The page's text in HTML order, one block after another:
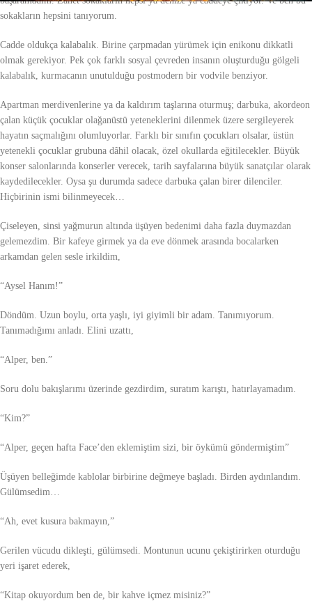
sokakların hepsini tanıyorum.
Cadde oldukça kalabalık. Birine çarpmadan yürümek için enikonu dikkatli
olmak gerekiyor. Pek çok farklı sosyal çevreden insanın oluşturduğu gölgeli
kalabalık, kurmacanın unutulduğu postmodern bir vodvile benziyor.
Apartman merdivenlerine ya da kaldırım taşlarına oturmuş; darbuka, akordeon
çalan küçük çocuklar olağanüstü yeteneklerini dilenmek üzere sergileyerek
hayatın saçmalığını olumluyorlar. Farklı bir sınıfın çocukları olsalar, üstün
yetenekli çocuklar grubuna dâhil olacak, özel okullarda eğitilecekler. Büyük
konser salonlarında konserler verecek, tarih sayfalarına büyük sanatçılar olarak
kaydedilecekler. Oysa şu durumda sadece darbuka çalan birer dilenciler.
Hiçbirinin ismi bilinmeyecek…
Çiseleyen, sinsi yağmurun altında üşüyen bedenimi daha fazla duymazdan
gelemezdim. Bir kafeye girmek ya da eve dönmek arasında bocalarken
arkamdan gelen sesle irkildim,
“Aysel Hanım!”
Döndüm. Uzun boylu, orta yaşlı, iyi giyimli bir adam. Tanımıyorum.
Tanımadığımı anladı. Elini uzattı,
“Alper, ben.”
Soru dolu bakışlarımı üzerinde gezdirdim, suratım karıştı, hatırlayamadım.
“Kim?”
“Alper, geçen hafta Face’den eklemiştim sizi, bir öykümü göndermiştim”
Üşüyen belleğimde kablolar birbirine değmeye başladı. Birden aydınlandım.
Gülümsedim…
“Ah, evet kusura bakmayın,”
Gerilen vücudu dikleşti, gülümsedi. Montunun ucunu çekiştirirken oturduğu
yeri işaret ederek,
“Kitap okuyordum ben de, bir kahve içmez misiniz?”